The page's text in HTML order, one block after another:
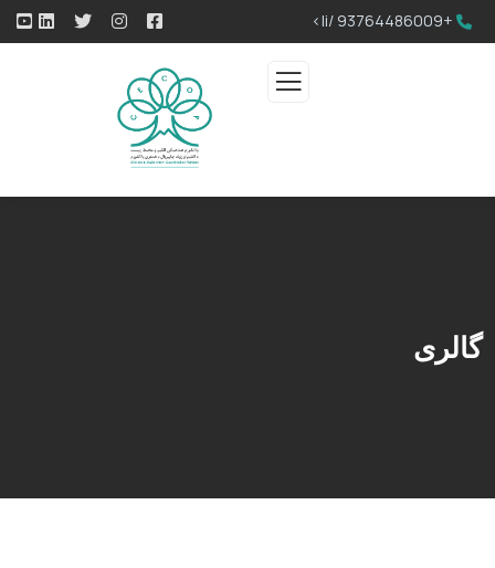
+93764486009 /li>
گالری